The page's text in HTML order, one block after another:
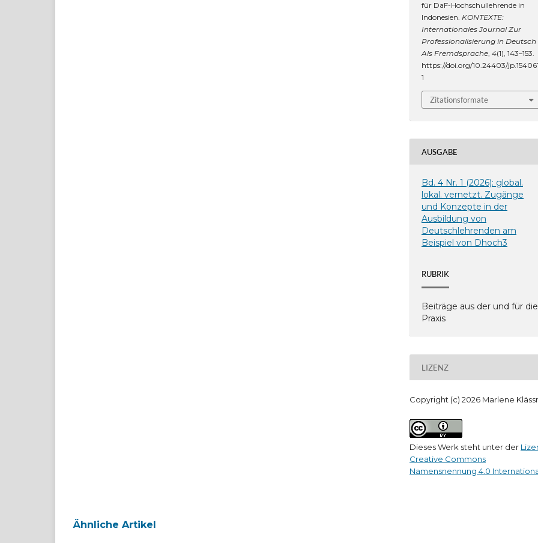
für DaF-Hochschullehrende in
Indonesien.KONTEXTE:
Internationales Journal Zur
Professionalisierung in Deutsch
Als Fremdsprache,4(1), 143–153.
https://doi.org/10.24403/
1
Zitationsformate
AUSGABE
Bd. 4 Nr. 1 (2026): global.
lokal. vernetzt. Zugänge
und Konzepte in der
Ausbildung von
Deutschlehrenden am
Beispiel von Dhoch3
RUBRIK
Beiträge aus der und für die
Praxis
LIZENZ
Copyright (c) 2026 Marlene
Dieses Werk steht unter der
Creative Commons
Namensnennung 4.0
Ähnliche Artikel